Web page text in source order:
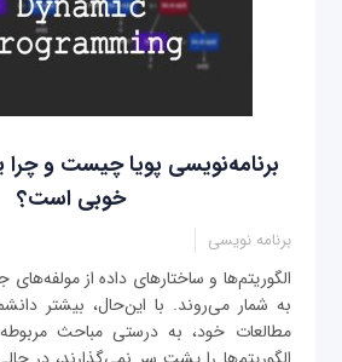
برنامه‌نویسی پویا چیست و چرا
خوبی است؟
برنامه نویسی
الگوریتم‌ها و ساختارهای داده از مولفه‌های
به شمار می‌روند. با این‌حال، بیشتر
مطالعات خود، به درستی مباحث